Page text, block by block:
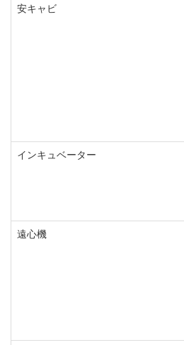
安キャビ
インキュベーター
遠心機